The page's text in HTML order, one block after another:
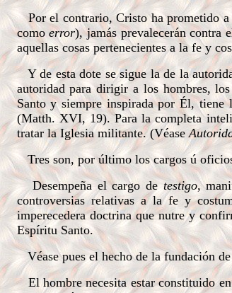
Por el contrario, Cristo ha prometido a
comoerror), jamás prevalecerán contra
aquellas cosas pertenecientes a la fe y
Y de esta dote se sigue la de la
autoridad para dirigir a los hombres,
Santo y siempre inspirada por Él, tiene
(Matth. XVI, 19). Para la completa
tratar la Iglesia militante. (Véase
Tres son, por último los cargos ú
Desempeña el cargo de testigo,
controversias relativas a la fe y
imperecedera doctrina que nutre y
Espíritu Santo.
Véase pues el hecho de la fundación
El hombre necesita estar constituido en